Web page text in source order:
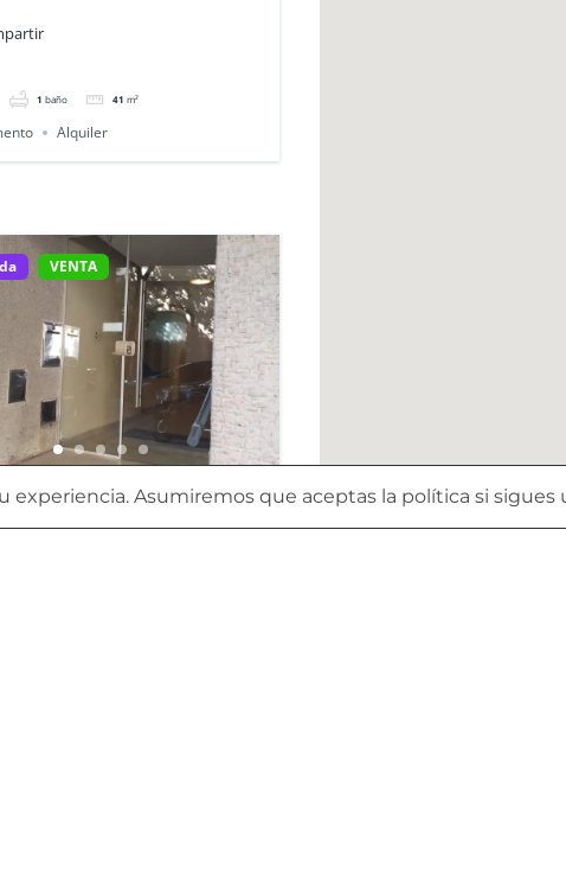
1 baño 41 m²
Alquiler
VENTA
2 AMBIENTES. APTO
BAJAS
experiencia. Asumiremos que aceptas la política si sigues